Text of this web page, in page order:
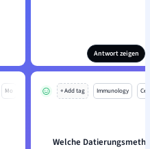
Antwort zeigen
Mo + Add tag Immunology
Welche